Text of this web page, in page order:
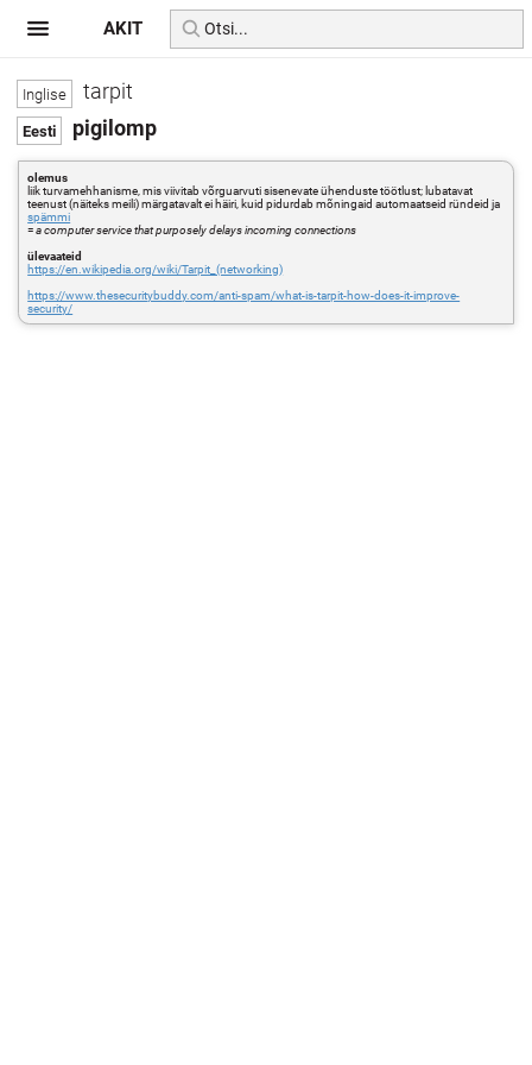
tarpit
pigilomp
olemus
liik turvamehhanisme, mis viivitab võrguarvuti sisenevate ühenduste töötlust; lubatavat
teenust (näiteks meili) märgatavalt ei häiri, kuid pidurdab mõningaid automaatseid ründeid ja
spämmi
=a computer service that purposely delays incoming connections
ülevaateid
https://en.wikipedia.org/wiki/Tarpit_(networking)
https://www.thesecuritybuddy.com/anti-spam/what-is-tarpit-how-does-it-improve-
security/
AKIT